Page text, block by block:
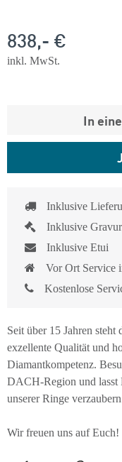
838,- €
inkl. MwSt.
In
Inklusive
Inklusive Gravur
Inklusive Etui
Vor Ort Service
Kostenlose
Seit über 15 Jahren
exzellente Qualität und
Diamantkompetenz.
DACH-Region und lasst
unserer Ringe
Wir freuen uns auf Euch!